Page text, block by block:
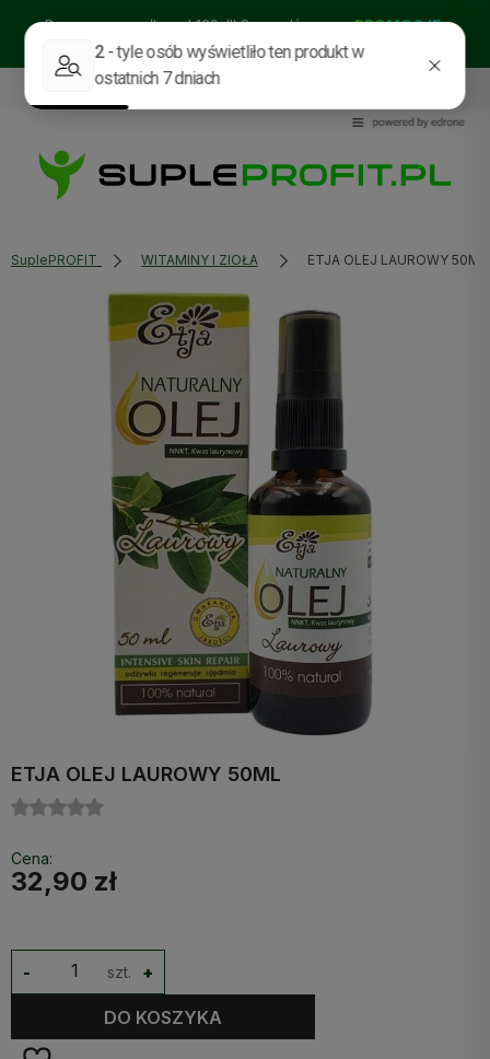
Darmowa wysyłka od 129zł!! Sprawdź nasze:PROMOCJE
BESTSELLERY
NOWOŚCI
535114318
SuplePROFIT WITAMINY I ZIOŁA ETJA OLEJ LAUROWY 50ML
ETJA OLEJ LAUROWY 50ML
Cena:
32,90 zł
szt. +
-
DO KOSZYKA